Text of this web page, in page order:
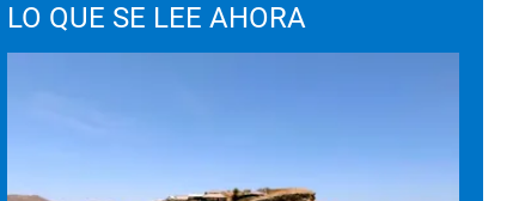
LO QUE SE LEE AHORA